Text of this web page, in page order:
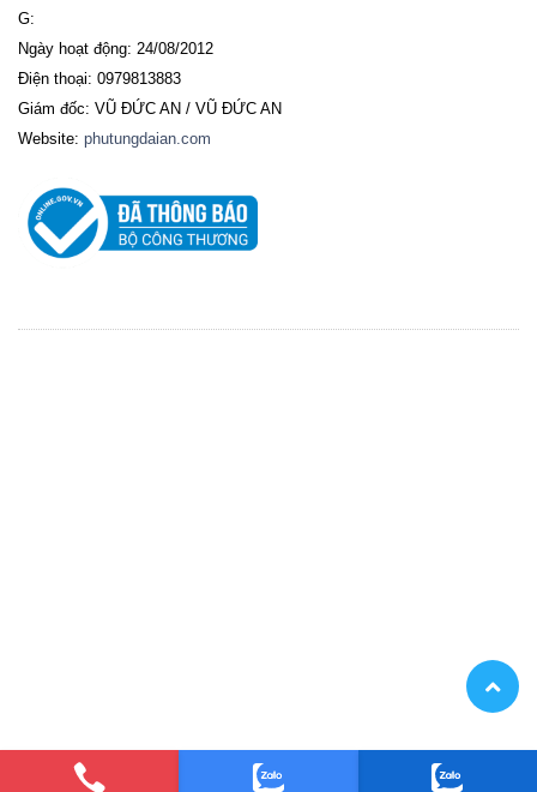
G:
Ngày hoạt động: 24/08/2012
Điện thoại: 0979813883
Giám đốc: VŨ ĐỨC AN / VŨ ĐỨC AN
Website: phutungdaian.com
Thiết kế bởi